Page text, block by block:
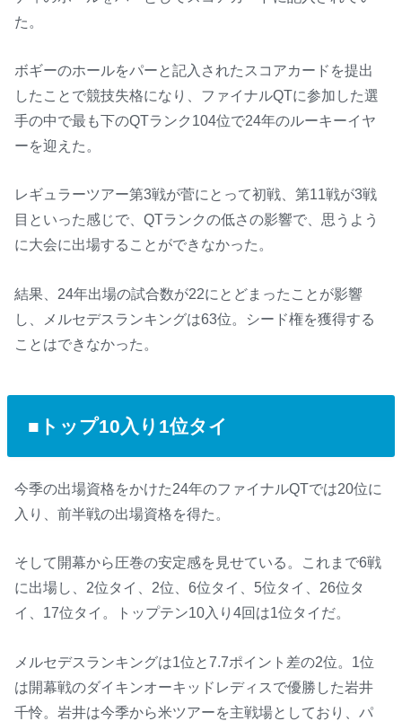
た。
ボギーのホールをパーと記入されたスコアカードを提出
したことで競技失格になり、ファイナルQTに参加した選
手の中で最も下のQTランク104位で24年のルーキーイヤ
ーを迎えた。
レギュラーツアー第3戦が菅にとって初戦、第11戦が3戦
目といった感じで、QTランクの低さの影響で、思うよう
に大会に出場することができなかった。
結果、24年出場の試合数が22にとどまったことが影響
し、メルセデスランキングは63位。シード権を獲得する
ことはできなかった。
■トップ10入り1位タイ
今季の出場資格をかけた24年のファイナルQTでは20位に
入り、前半戦の出場資格を得た。
そして開幕から圧巻の安定感を見せている。これまで6戦
に出場し、2位タイ、2位、6位タイ、5位タイ、26位タ
イ、17位タイ。トップテン10入り4回は1位タイだ。
メルセデスランキングは1位と7.7ポイント差の2位。1位
は開幕戦のダイキンオーキッドレディスで優勝した岩井
千怜。岩井は今季から米ツアーを主戦場としており、パ